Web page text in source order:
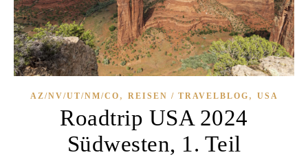
AZ/NV/UT/NM/CO , REISEN / TRAVELBLOG , USA
Roadtrip USA 2024
Südwesten, 1. Teil